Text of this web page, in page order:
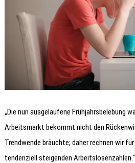
„Die nun ausgelaufene Frühjahrsbelebung
Arbeitsmarkt bekommt nicht den
Trendwende bräuchte; daher rechnen wir
tendenziell steigenden